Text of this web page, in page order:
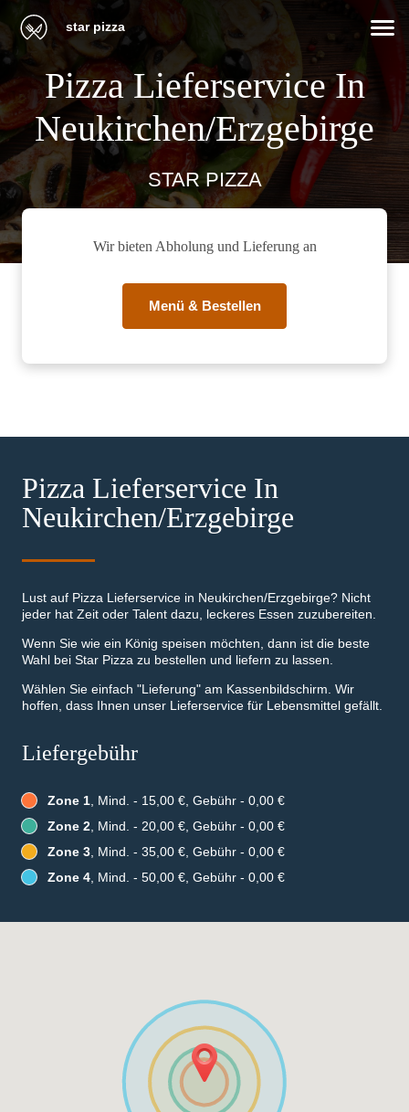
star pizza
Pizza Lieferservice In
Neukirchen/Erzgebirge
STAR PIZZA
Wir bieten Abholung und Lieferung an
Menü & Bestellen
Pizza Lieferservice In
Neukirchen/Erzgebirge
Lust auf Pizza Lieferservice in Neukirchen/Erzgebirge? Nicht
jeder hat Zeit oder Talent dazu, leckeres Essen zuzubereiten.
Wenn Sie wie ein König speisen möchten, dann ist die beste
Wahl bei Star Pizza zu bestellen und liefern zu lassen.
Wählen Sie einfach "Lieferung" am Kassenbildschirm. Wir
hoffen, dass Ihnen unser Lieferservice für Lebensmittel gefällt.
Liefergebühr
Zone 1, Mind. - 15,00 €, Gebühr - 0,00 €
Zone 2, Mind. - 20,00 €, Gebühr - 0,00 €
Zone 3, Mind. - 35,00 €, Gebühr - 0,00 €
Zone 4, Mind. - 50,00 €, Gebühr - 0,00 €